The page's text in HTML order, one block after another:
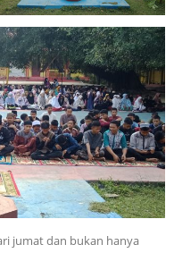
jumat dan bukan hanya